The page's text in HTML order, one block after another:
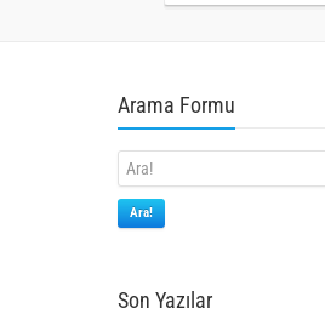
Arama Formu
Ara!
Son Yazılar